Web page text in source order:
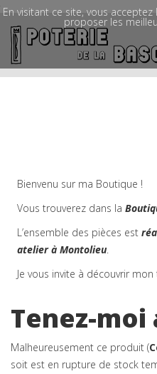
Bienvenu sur ma Boutique !
Vous trouverez dans la
L’ensemble des pièces est
atelier à Montolieu.
Je vous invite à découvrir mon
Tenez-
Malheureusement ce produit (
soit est en rupture de stock
En visitant ce site, vous
proposer les